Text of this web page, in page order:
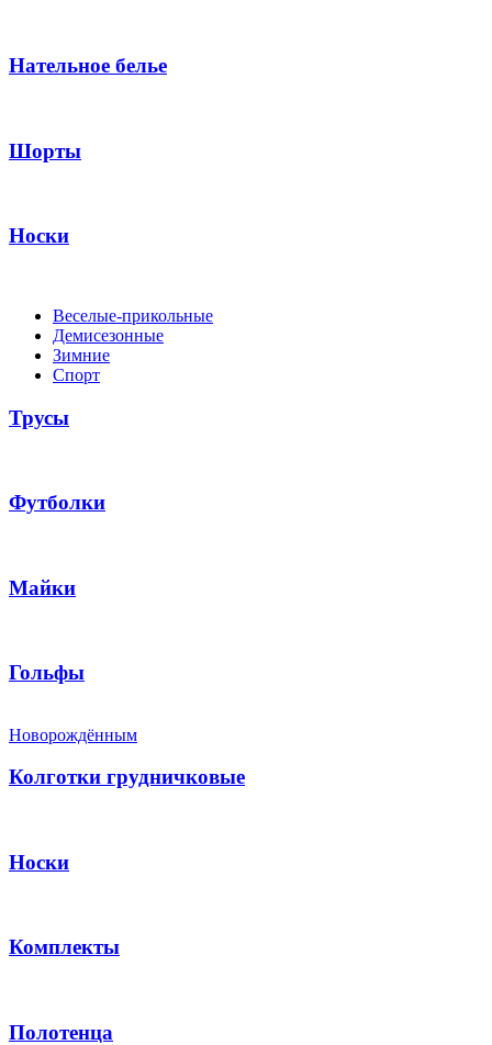
Нательное белье
Шорты
Носки
Веселые-прикольные
Демисезонные
Зимние
Спорт
Трусы
Футболки
Майки
Гольфы
Новорождённым
Колготки грудничковые
Носки
Комплекты
Полотенца